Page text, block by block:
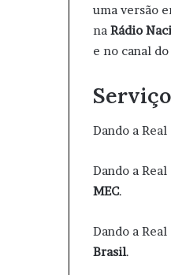
uma versão
na Rádio
e no canal
Serviço
Dando a
Dando a
MEC.
Dando a
Brasil.